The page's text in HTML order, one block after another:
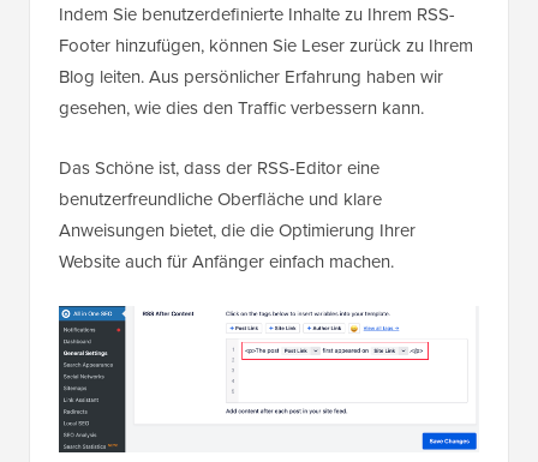
Indem Sie benutzerdefinierte Inhalte zu Ihrem RSS-
Footer hinzufügen, können Sie Leser zurück zu Ihrem
Blog leiten. Aus persönlicher Erfahrung haben wir
gesehen, wie dies den Traffic verbessern kann.
Das Schöne ist, dass der RSS-Editor eine
benutzerfreundliche Oberfläche und klare
Anweisungen bietet, die die Optimierung Ihrer
Website auch für Anfänger einfach machen.